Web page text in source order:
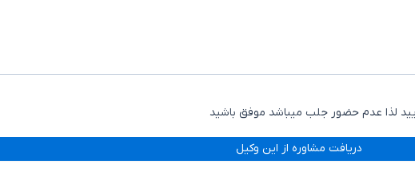
لذا عدم حضور جلب میباشد موفق باشید
دریافت مشاوره از این وکیل